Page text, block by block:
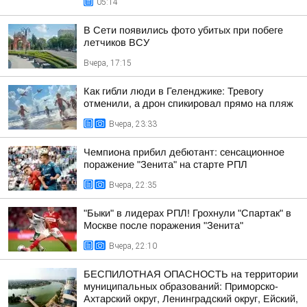
05:14
В Сети появились фото убитых при побеге
летчиков ВСУ
Вчера, 17:15
Как гибли люди в Геленджике: Тревогу
отменили, а дрон спикировал прямо на пляж
Вчера, 23:33
Чемпиона прибил дебютант: сенсационное
поражение "Зенита" на старте РПЛ
Вчера, 22:35
"Быки" в лидерах РПЛ! Грохнули "Спартак" в
Москве после поражения "Зенита"
Вчера, 22:10
БЕСПИЛОТНАЯ ОПАСНОСТЬ на территории
муниципальных образований: Приморско-
Ахтарский округ, Ленинградский округ, Ейский,